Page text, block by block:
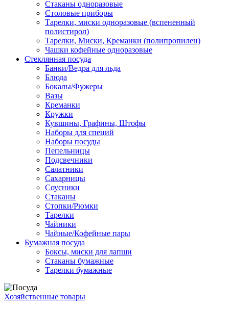
Стаканы одноразовые
Столовые приборы
Тарелки, миски одноразовые (вспененный
полистирол)
Тарелки, Миски, Креманки (полипропилен)
Чашки кофейные одноразовые
Стеклянная посуда
Банки/Ведра для льда
Блюда
Бокалы/Фужеры
Вазы
Креманки
Кружки
Кувшины, Графины, Штофы
Наборы для специй
Наборы посуды
Пепельницы
Подсвечники
Салатники
Сахарницы
Соусники
Стаканы
Стопки/Рюмки
Тарелки
Чайники
Чайные/Кофейные пары
Бумажная посуда
Боксы, миски для лапши
Стаканы бумажные
Тарелки бумажные
Хозяйственные товары